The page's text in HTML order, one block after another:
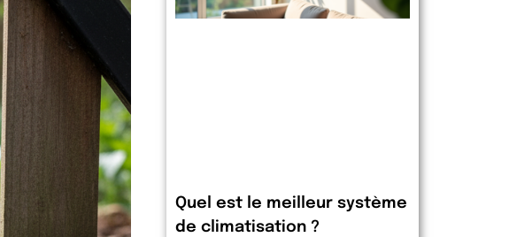
Quel est le meilleur système
de climatisation ?